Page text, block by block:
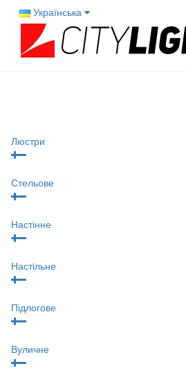
Українська
Люстри
Стельове
Настінне
Настільне
Підлогове
Вуличне